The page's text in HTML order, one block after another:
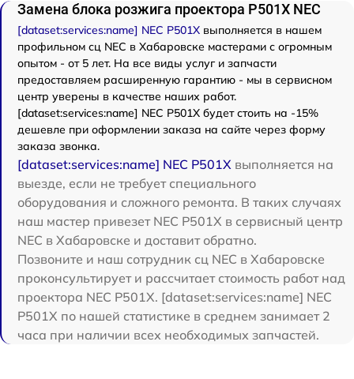
Замена блока розжига проектора P501X NEC
[dataset:services:name] NEC P501X выполняется в нашем
профильном сц NEC в Хабаровске мастерами с огромным
опытом - от 5 лет. На все виды услуг и запчасти
предоставляем расширенную гарантию - мы в сервисном
центр уверены в качестве наших работ.
[dataset:services:name] NEC P501X будет стоить на -15%
дешевле при оформлении заказа на сайте через форму
заказа звонка.
[dataset:services:name] NEC P501X выполняется на
выезде, если не требует специального
оборудования и сложного ремонта. В таких случаях
наш мастер привезет NEC P501X в сервисный центр
NEC в Хабаровске и доставит обратно.
Позвоните и наш сотрудник сц NEC в Хабаровске
проконсультирует и рассчитает стоимость работ над
проектора NEC P501X. [dataset:services:name] NEC
P501X по нашей статистике в среднем занимает 2
часа при наличии всех необходимых запчастей.